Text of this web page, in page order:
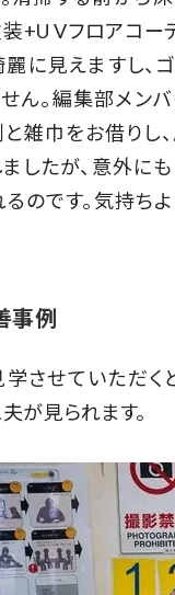
+U Vフロアコー
に見えますし、
ん。編集部メン
雑巾をお借りし
したが、意外に
のです。気持ち
事例
させていただく
が見られます。